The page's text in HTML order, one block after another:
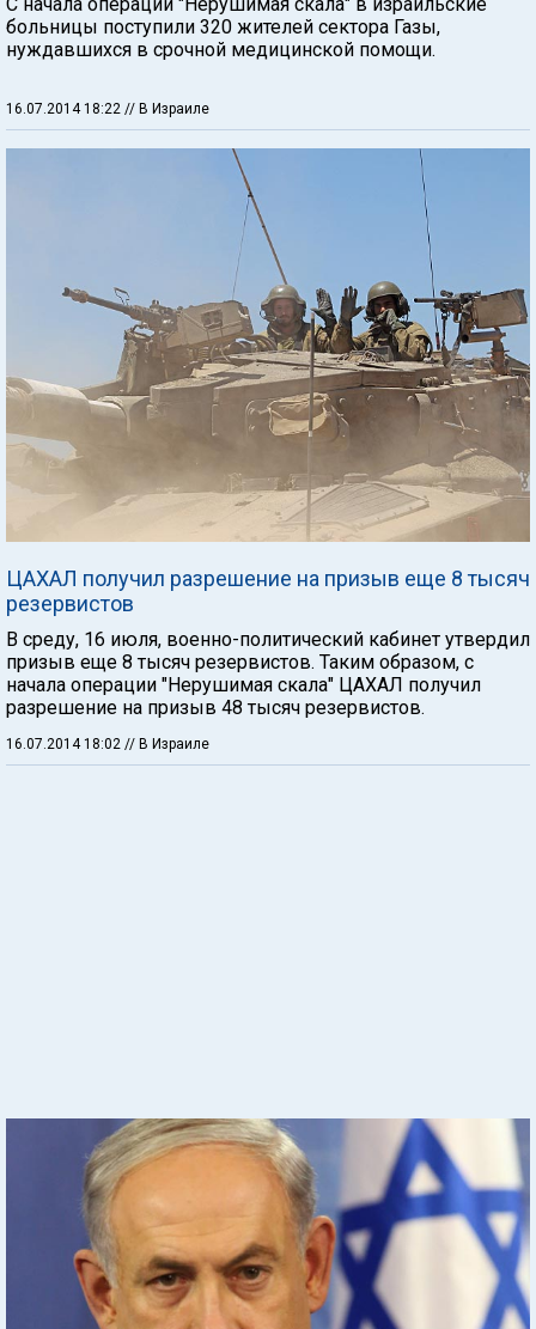
больницы поступили 320 жителей сектора Газы,
нуждавшихся в срочной медицинской помощи.
16.07.2014 18:22 // В Израиле
ЦАХАЛ получил разрешение на призыв еще 8 тысяч
резервистов
В среду, 16 июля, военно-политический кабинет утвердил
призыв еще 8 тысяч резервистов. Таким образом, с
начала операции "Нерушимая скала" ЦАХАЛ получил
разрешение на призыв 48 тысяч резервистов.
16.07.2014 18:02 // В Израиле